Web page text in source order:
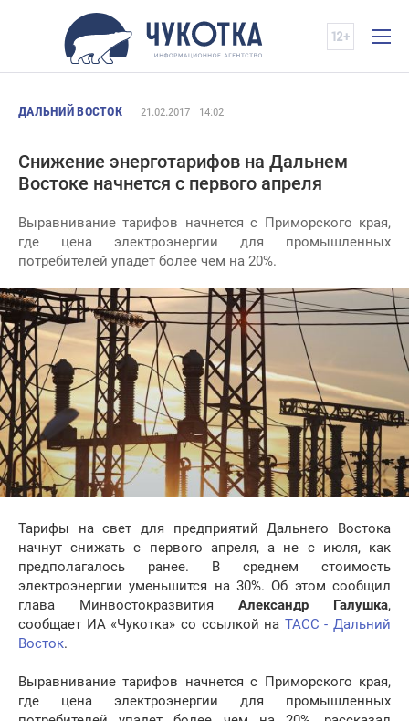
ДАЛЬНИЙ ВОСТОК 21.02.2017 14:02
Снижение энерготарифов на Дальнем
Востоке начнется с первого апреля
Выравнивание тарифов начнется с Приморского края,
где цена электроэнергии для промышленных
потребителей упадет более чем на 20%.
Тарифы на свет для предприятий Дальнего Востока
начнут снижать с первого апреля, а не с июля, как
предполагалось ранее. В среднем стоимость
электроэнергии уменьшится на 30%. Об этом сообщил
глава Минвостокразвития Александр Галушка,
сообщает ИА «Чукотка» со ссылкой на ТАСС - Дальний
Восток.
Выравнивание тарифов начнется с Приморского края,
где цена электроэнергии для промышленных